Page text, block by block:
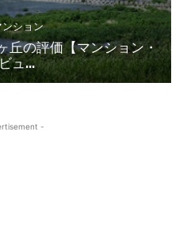
ンション
丘の評価【マンション・
ュ...
-